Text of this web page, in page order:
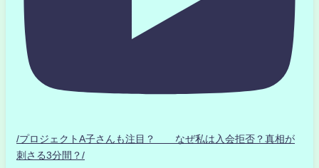
/プロジェクトA子さんも注目？ なぜ私は入会拒否？真相が
刺さる3分間？/